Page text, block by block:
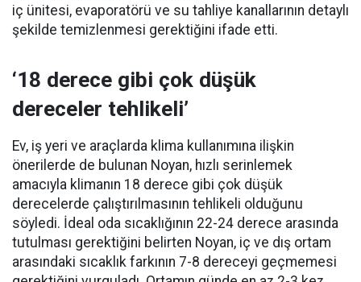
iç ünitesi, evaporatörü ve su tahliye kanallarının detaylı
şekilde temizlenmesi gerektiğini ifade etti.
‘18 derece gibi çok düşük
dereceler tehlikeli’
Ev, iş yeri ve araçlarda klima kullanımına ilişkin
önerilerde de bulunan Noyan, hızlı serinlemek
amacıyla klimanın 18 derece gibi çok düşük
derecelerde çalıştırılmasının tehlikeli olduğunu
söyledi. İdeal oda sıcaklığının 22-24 derece arasında
tutulması gerektiğini belirten Noyan, iç ve dış ortam
arasındaki sıcaklık farkının 7-8 dereceyi geçmemesi